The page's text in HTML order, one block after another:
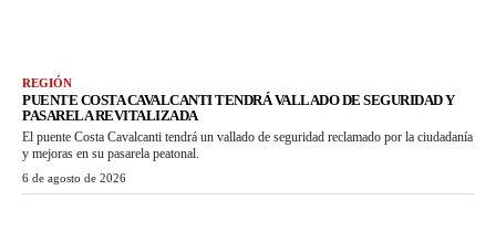
REGIÓN
PUENTE COSTA CAVALCANTI TENDRÁ VALLADO DE SEGURIDAD Y
PASARELA REVITALIZADA
El puente Costa Cavalcanti tendrá un vallado de seguridad reclamado por la ciudadanía
y mejoras en su pasarela peatonal.
6 de agosto de 2026